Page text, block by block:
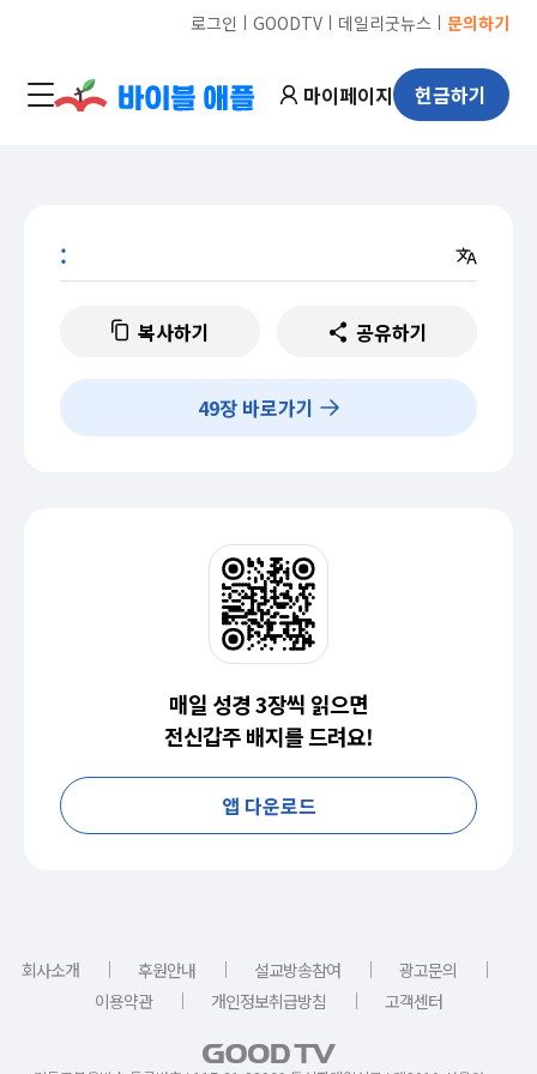
로그인 ㅣ GOODTVㅣ 데일리굿뉴스 ㅣ 문의하기
마이페이지 헌금하기
:
복사하기 공유하기
49장 바로가기
매일 성경 3장씩 읽으면
전신갑주 배지를 드려요!
앱 다운로드
회사소개 ｜ 후원안내 ｜ 설교방송참여 ｜ 광고문의
｜
이용약관
｜ 개인정보취급방침 ｜ 고객센터